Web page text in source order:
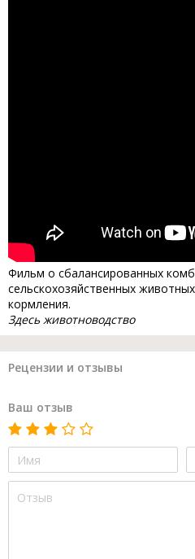
Фильм о сбалансированных
сельскохозяйственных
кормления.
Здесь животноводство
Рецензии и отзывы
Ваш отзыв